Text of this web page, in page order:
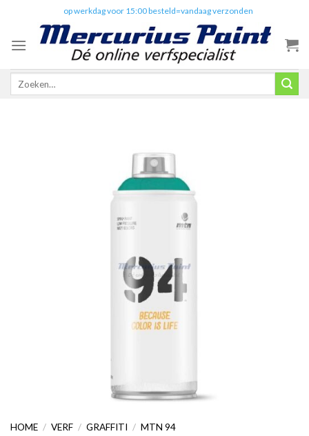
content
op werkdag voor 15:00 besteld=vandaag verzonden
Zoeken
HOME / VERF / GRAFFITI / MTN 94